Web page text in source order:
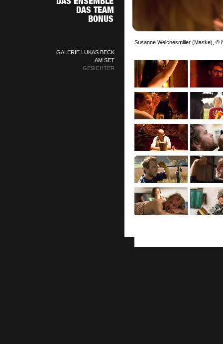
GALERIE LUKAS BECK
AM SET
GESICHTER
Susanne Weichesmiller (Maske), ©